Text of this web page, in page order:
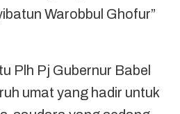
Warobbul Ghofur”
Plh Pj Gubernur Babel
umat yang hadir untuk